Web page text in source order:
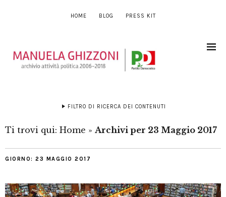
HOME BLOG PRESS KIT
FILTRO DI RICERCA DEI CONTENUTI
Ti trovi qui: Home » Archivi per 23 Maggio 2017
GIORNO: 23 MAGGIO 2017